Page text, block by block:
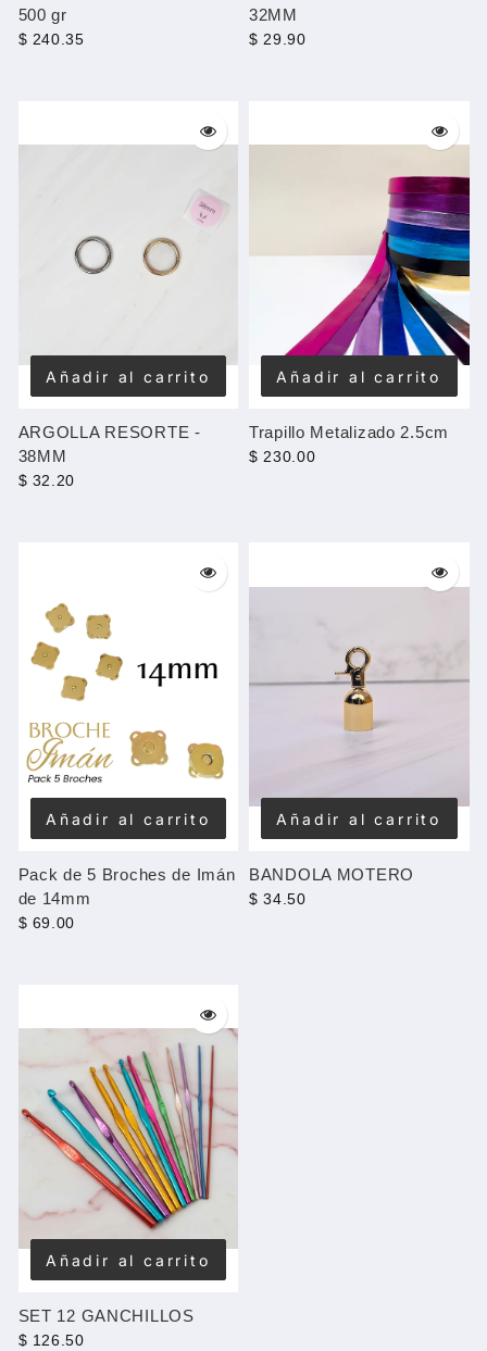
500 gr
$ 240.35
32MM
$ 29.90
Añadir al carrito
ARGOLLA RESORTE -
38MM
$ 32.20
Añadir al carrito
Trapillo Metalizado 2.5cm
$ 230.00
Añadir al carrito
Pack de 5 Broches de Imán
de 14mm
$ 69.00
Añadir al carrito
BANDOLA MOTERO
$ 34.50
Añadir al carrito
SET 12 GANCHILLOS
$ 126.50